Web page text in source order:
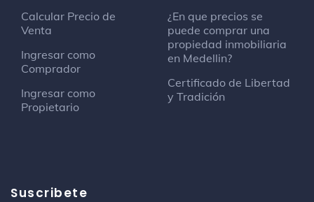
Bárbaro Cocina Primitiva
La Miguería
Hotel
Calcular Precio de
Venta
Ingresar como
Comprador
Ingresar como
Propietario
¿En que precios se
puede comprar una
propiedad inmobiliaria
en Medellin?
Certificado de Libertad
y Tradición
Suscribete